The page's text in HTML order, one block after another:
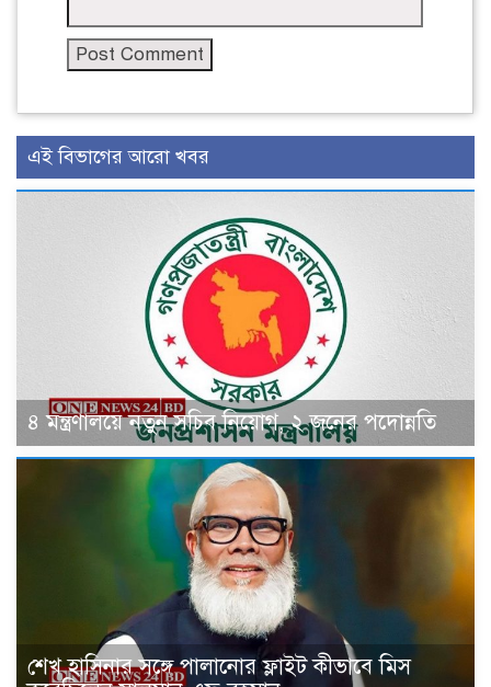
এই বিভাগের আরো খবর
৪ মন্ত্রণালয়ে নতুন সচিব নিয়োগ, ২ জনের পদোন্নতি
শেখ হাসিনার সঙ্গে পালানোর ফ্লাইট কীভাবে মিস